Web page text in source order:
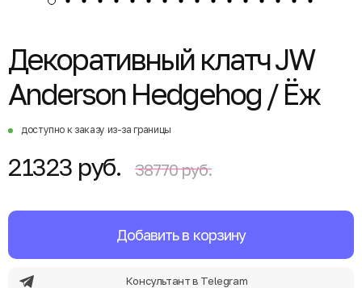
Декоративный клатч JW
Anderson Hedgehog / Ёж
доступно к заказу из-за границы
21323 руб. 38770 руб.
Добавить в корзину
Консультант в Telegram